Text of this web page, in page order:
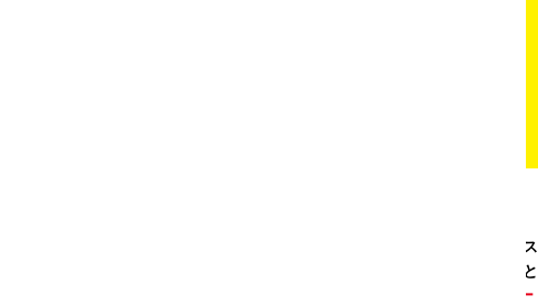
。ガソリンス
タンドや整備工場の既存インフラを活用すること
リー